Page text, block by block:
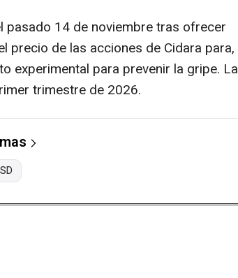
pasado 14 de noviembre tras ofrecer
precio de las acciones de Cidara para,
experimental para prevenir la gripe. La
trimestre de 2026.